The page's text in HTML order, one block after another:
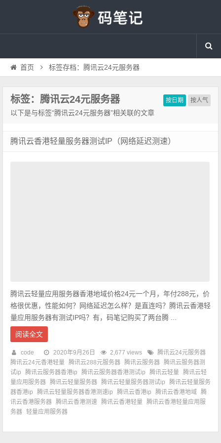
首页 标签存档：腾讯云24元服务器
按日期 按人气
标签：腾讯云24元服务器
以下是与标签“腾讯云24元服务器”相关联的文章
腾讯云香港轻量服务器测试IP（网络延迟测速）
腾讯云轻量应用服务器香港地域价格24元一个月，年付288元，价
格很优惠，性能如何？网络延迟怎么样？是直连吗？腾讯云香港轻
量应用服务器有测试IP吗？有，码笔记购买了两台腾 ...
阅读全文
code 2020年9月26日 2,677 views
腾讯云24元服务器
腾讯云24元香港轻量 腾讯云288元服务器 腾讯云服务器 腾讯云服务器测
试ip
腾讯云服务器香港ip 腾讯云服务器香港测试ip 腾讯云轻量 腾讯云轻
量应用服务器 腾讯云轻量服务器 腾讯云轻量服务器测试ip
腾讯云轻量服务
器香港ip
腾讯云轻量服务器香港测速ip 腾讯云香港ip 腾讯云香港地域 腾
讯云香港服务器 腾讯云香港测速 腾讯云香港轻量 腾讯云香港轻量应用服
务器 轻量应用服务器